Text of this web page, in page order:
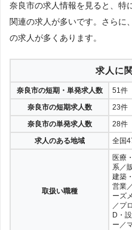
奈良市の求人情報を見ると、特
関連の求人が多いです。さらに
の求人が多くあります。
求人に
奈良市の短期・単発求人数
51件
奈良市の短期求人数
23件
奈良市の単発求人数
28件
求人のある地域
全国
取扱い職種
医療
系／
建築
営業
ーズ
／プ
D・
ー／